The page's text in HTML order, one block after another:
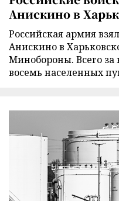
Анискино в
Российская армия
Анискино в
Минобороны. Всего
восемь населенных